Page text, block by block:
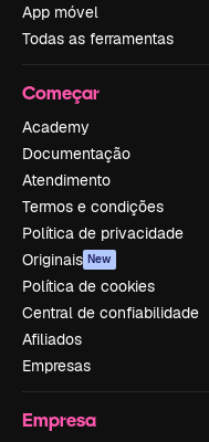
App móvel
Todas as ferramentas
Começar
Academy
Documentação
Atendimento
Termos e condições
Política de privacidade
Originais New
Política de cookies
Central de confiabilidade
Afiliados
Empresas
Empresa